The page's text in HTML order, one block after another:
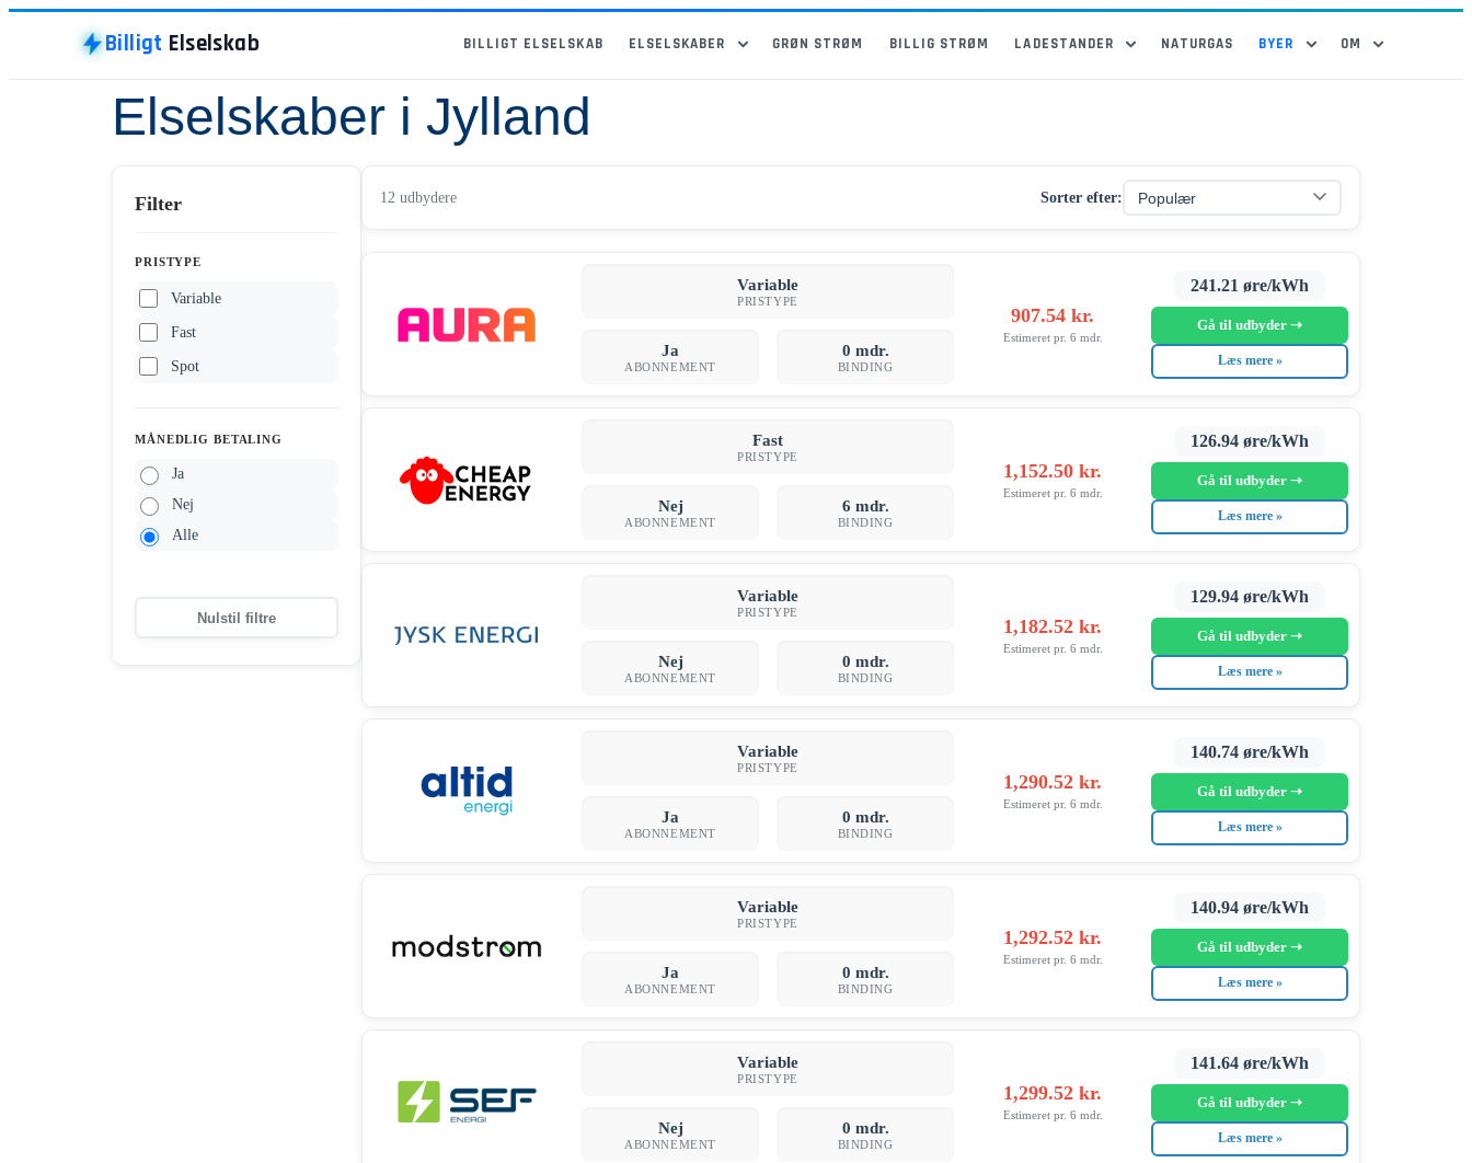
Billigt Elselskab BILLIGT ELSELSKAB ELSELSKABER GRØN STRØM BILLIG STRØM LADESTANDER NATURGAS BYER OM
Elselskaber i Jylland
Filter
PRISTYPE
Variable
Fast
Spot
MÅNEDLIG BETALING
Ja
Nej
Alle
Nulstil filtre
12 udbydere Sorter efter:
Variable
PRISTYPE
Ja
ABONNEMENT
0 mdr.
BINDING
907.54 kr.
Estimeret pr. 6 mdr.
241.21 øre/kWh
Gå til udbyder ➝
Læs mere »
Fast
PRISTYPE
Nej
ABONNEMENT
6 mdr.
BINDING
1,152.50 kr.
Estimeret pr. 6 mdr.
126.94 øre/kWh
Gå til udbyder ➝
Læs mere »
Variable
PRISTYPE
Nej
ABONNEMENT
0 mdr.
BINDING
1,182.52 kr.
Estimeret pr. 6 mdr.
129.94 øre/kWh
Gå til udbyder ➝
Læs mere »
Variable
PRISTYPE
Ja
ABONNEMENT
0 mdr.
BINDING
1,290.52 kr.
Estimeret pr. 6 mdr.
140.74 øre/kWh
Gå til udbyder ➝
Læs mere »
Variable
PRISTYPE
Ja
ABONNEMENT
0 mdr.
BINDING
1,292.52 kr.
Estimeret pr. 6 mdr.
140.94 øre/kWh
Gå til udbyder ➝
Læs mere »
Variable
PRISTYPE
Nej
ABONNEMENT
0 mdr.
BINDING
1,299.52 kr.
Estimeret pr. 6 mdr.
141.64 øre/kWh
Gå til udbyder ➝
Læs mere »